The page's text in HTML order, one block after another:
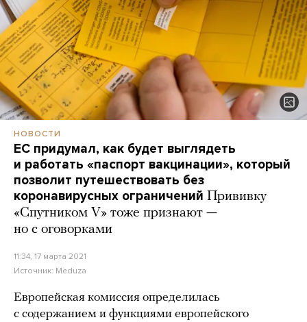
НОВОСТИ
ЕС придумал, как будет выглядеть
и работать «паспорт вакцинации», который
позволит путешествовать без
коронавирусных ограничений Прививку
«Спутником V» тоже признают —
но с оговорками
11:34, 17 марта 2021
Источник: Meduza
Европейская комиссия определилась
с содержанием и функциями европейского